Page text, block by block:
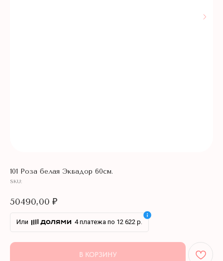
101 Роза белая Эквадор 60см.
SKU:
50490,00 ₽
Или 4 платежа по 12 622 р.
В КОРЗИНУ